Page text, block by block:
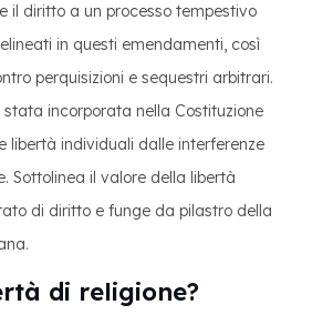
il diritto a un processo tempestivo
in questi emendamenti, così
perquisizioni e sequestri arbitrari.
incorporata nella Costituzione
libertà individuali dalle interferenze
Sottolinea il valore della libertà
di diritto e funge da pilastro della
di religione?